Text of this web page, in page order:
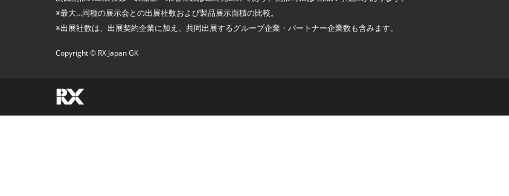
※最大…同種の展示会との出展社数および製品展示面積の比較。
※出展社数は、出展契約企業に加え、共同出展するグループ企業・パートナー企業数も含みます。
Copyright © RX Japan GK